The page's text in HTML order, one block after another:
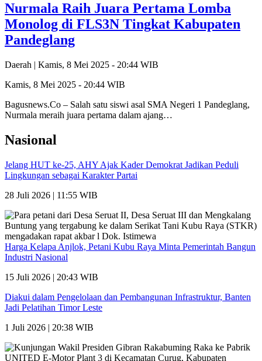
Nurmala Raih Juara Pertama Lomba
Monolog di FLS3N Tingkat Kabupaten
Pandeglang
Daerah | Kamis, 8 Mei 2025 - 20:44 WIB
Kamis, 8 Mei 2025 - 20:44 WIB
Bagusnews.Co – Salah satu siswi asal SMA Negeri 1 Pandeglang,
Nurmala meraih juara pertama dalam ajang…
Nasional
Jelang HUT ke-25, AHY Ajak Kader Demokrat Jadikan Peduli
Lingkungan sebagai Karakter Partai
28 Juli 2026 | 11:55 WIB
Harga Kelapa Anjlok, Petani Kubu Raya Minta Pemerintah Bangun
Industri Nasional
15 Juli 2026 | 20:43 WIB
Diakui dalam Pengelolaan dan Pembangunan Infrastruktur, Banten
Jadi Pelatihan Timor Leste
1 Juli 2026 | 20:38 WIB